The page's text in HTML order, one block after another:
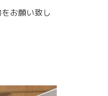
お願い致し